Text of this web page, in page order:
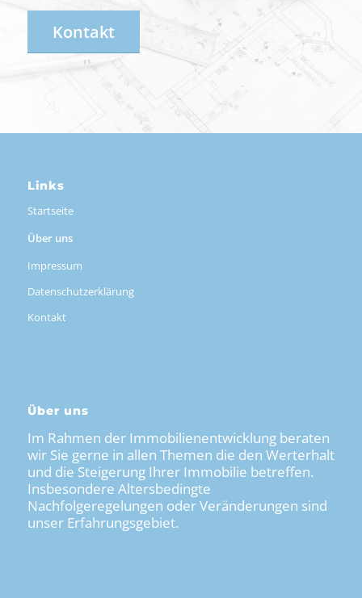
Kontakt
Links
Startseite
Über uns
Impressum
Datenschutzerklärung
Kontakt
Über uns
Im Rahmen der Immobilienentwicklung beraten
wir Sie gerne in allen Themen die den Werterhalt
und die Steigerung Ihrer Immobilie betreffen.
Insbesondere Altersbedingte
Nachfolgeregelungen oder Veränderungen sind
unser Erfahrungsgebiet.